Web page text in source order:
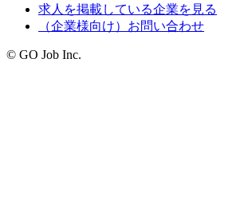
求人を掲載している企業を見る
（企業様向け）お問い合わせ
© GO Job Inc.